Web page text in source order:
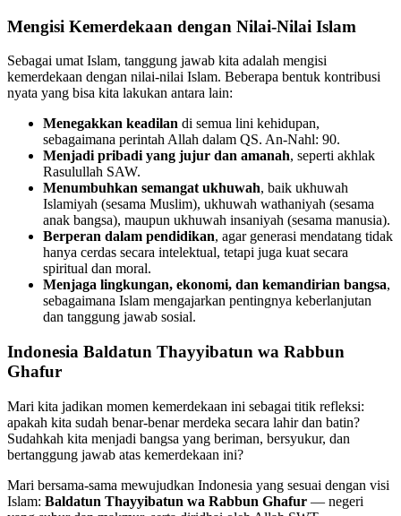
Mengisi Kemerdekaan dengan Nilai-Nilai Islam
Sebagai umat Islam, tanggung jawab kita adalah mengisi
kemerdekaan dengan nilai-nilai Islam. Beberapa bentuk kontribusi
nyata yang bisa kita lakukan antara lain:
Menegakkan keadilan di semua lini kehidupan,
sebagaimana perintah Allah dalam QS. An-Nahl: 90.
Menjadi pribadi yang jujur dan amanah, seperti akhlak
Rasulullah SAW.
Menumbuhkan semangat ukhuwah, baik ukhuwah
Islamiyah (sesama Muslim), ukhuwah wathaniyah (sesama
anak bangsa), maupun ukhuwah insaniyah (sesama manusia).
Berperan dalam pendidikan, agar generasi mendatang tidak
hanya cerdas secara intelektual, tetapi juga kuat secara
spiritual dan moral.
Menjaga lingkungan, ekonomi, dan kemandirian bangsa,
sebagaimana Islam mengajarkan pentingnya keberlanjutan
dan tanggung jawab sosial.
Indonesia Baldatun Thayyibatun wa Rabbun
Ghafur
Mari kita jadikan momen kemerdekaan ini sebagai titik refleksi:
apakah kita sudah benar-benar merdeka secara lahir dan batin?
Sudahkah kita menjadi bangsa yang beriman, bersyukur, dan
bertanggung jawab atas kemerdekaan ini?
Mari bersama-sama mewujudkan Indonesia yang sesuai dengan visi
Islam: Baldatun Thayyibatun wa Rabbun Ghafur — negeri